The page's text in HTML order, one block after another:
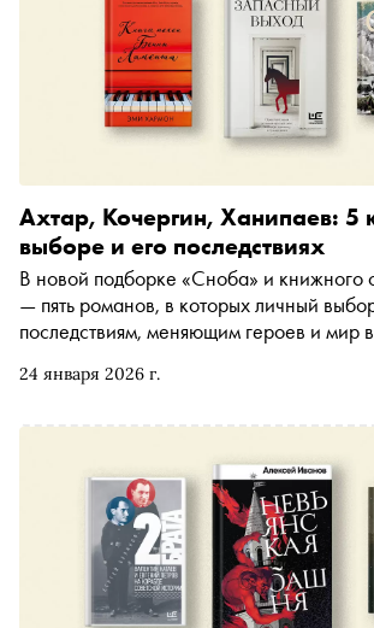
24 января 2026 г.
Ахтар, Кочергин, Ханипаев: 5
выборе и его последствиях
В новой подборке «Сноба» и книжного
— пять романов, в которых личный
последствиям, меняющим героев и мир